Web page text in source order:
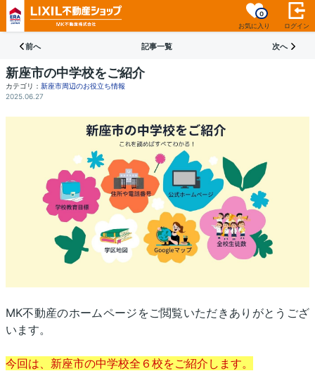
お気に入り
0
ログイン
前へ 記事一覧 次へ
新座市の中学校をご紹介
カテゴリ： 新座市周辺のお役立ち情報
2025.06.27
MK不動産のホームページをご閲覧いただきありがとうござ
います。
今回は、新座市の中学校全６校をご紹介します。